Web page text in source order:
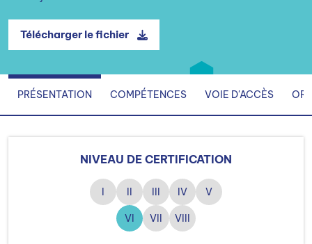
Télécharger le fichier
PRÉSENTATION COMPÉTENCES VOIE D'ACCÈS
NIVEAU DE CERTIFICATION
I II III IV V
VI VII VIII